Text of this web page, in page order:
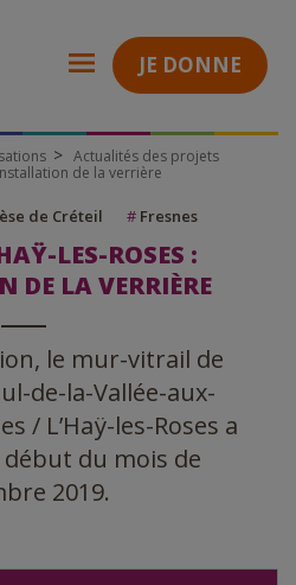
JE DONNE
Actualités des projets
de la verrière
de Créteil #Fresnes
LES-ROSES :
DE LA VERRIÈRE
le mur-vitrail de
de-la-Vallée-aux-
/ L’Haÿ-les-Roses a
du mois de
2019.